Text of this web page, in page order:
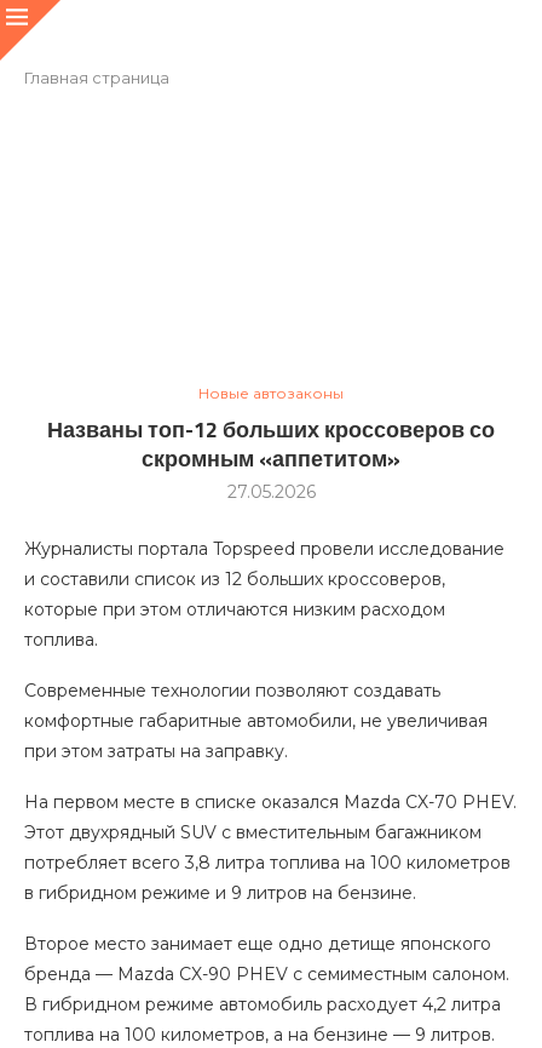
Главная страница
Новые автозаконы
Названы топ-12 больших кроссоверов со
скромным «аппетитом»
27.05.2026
Журналисты портала Topspeed провели исследование
и составили список из 12 больших кроссоверов,
которые при этом отличаются низким расходом
топлива.
Современные технологии позволяют создавать
комфортные габаритные автомобили, не увеличивая
при этом затраты на заправку.
На первом месте в списке оказался Mazda CX-70 PHEV.
Этот двухрядный SUV с вместительным багажником
потребляет всего 3,8 литра топлива на 100 километров
в гибридном режиме и 9 литров на бензине.
Второе место занимает еще одно детище японского
бренда — Mazda CX-90 PHEV с семиместным салоном.
В гибридном режиме автомобиль расходует 4,2 литра
топлива на 100 километров, а на бензине — 9 литров.